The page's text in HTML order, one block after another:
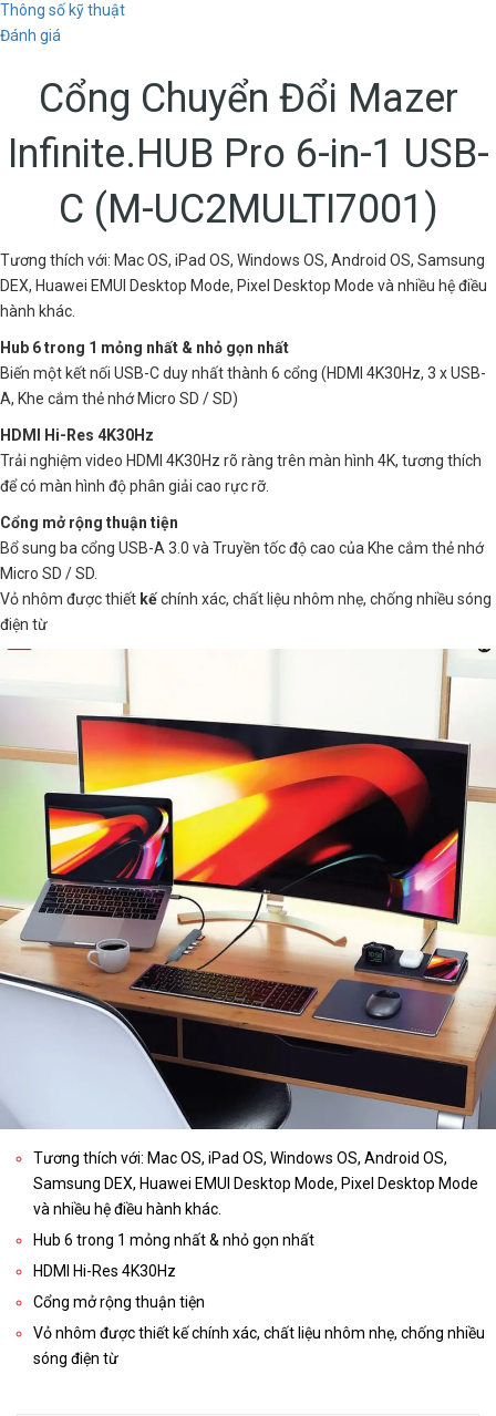
Thông số kỹ thuật
Đánh giá
Cổng Chuyển Đổi Mazer
Infinite.HUB Pro 6-in-1 USB-
C (M-UC2MULTI7001)
Tương thích với: Mac OS, iPad OS, Windows OS, Android OS, Samsung
DEX, Huawei EMUI Desktop Mode, Pixel Desktop Mode và nhiều hệ điều
hành khác.
Hub 6 trong 1 mỏng nhất & nhỏ gọn nhất
Biến một kết nối USB-C duy nhất thành 6 cổng (HDMI 4K30Hz, 3 x USB-
A, Khe cắm thẻ nhớ Micro SD / SD)
HDMI Hi-Res 4K30Hz
Trải nghiệm video HDMI 4K30Hz rõ ràng trên màn hình 4K, tương thích
để có màn hình độ phân giải cao rực rỡ.
Cổng mở rộng thuận tiện
Bổ sung ba cổng USB-A 3.0 và Truyền tốc độ cao của Khe cắm thẻ nhớ
Micro SD / SD.
Vỏ nhôm được thiết kếchính xác, chất liệu nhôm nhẹ, chống nhiều sóng
điện từ
Tương thích với: Mac OS, iPad OS, Windows OS, Android OS,
Samsung DEX, Huawei EMUI Desktop Mode, Pixel Desktop Mode
và nhiều hệ điều hành khác.
Hub 6 trong 1 mỏng nhất & nhỏ gọn nhất
HDMI Hi-Res 4K30Hz
Cổng mở rộng thuận tiện
Vỏ nhôm được thiết kế chính xác, chất liệu nhôm nhẹ, chống nhiều
sóng điện từ